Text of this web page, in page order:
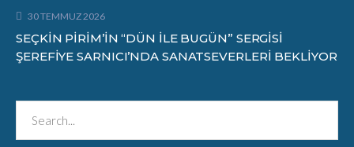
30 TEMMUZ 2026
SEÇKİN PİRİM’İN “DÜN İLE BUGÜN” SERGİSİ
ŞEREFİYE SARNICI’NDA SANATSEVERLERİ BEKLİYOR